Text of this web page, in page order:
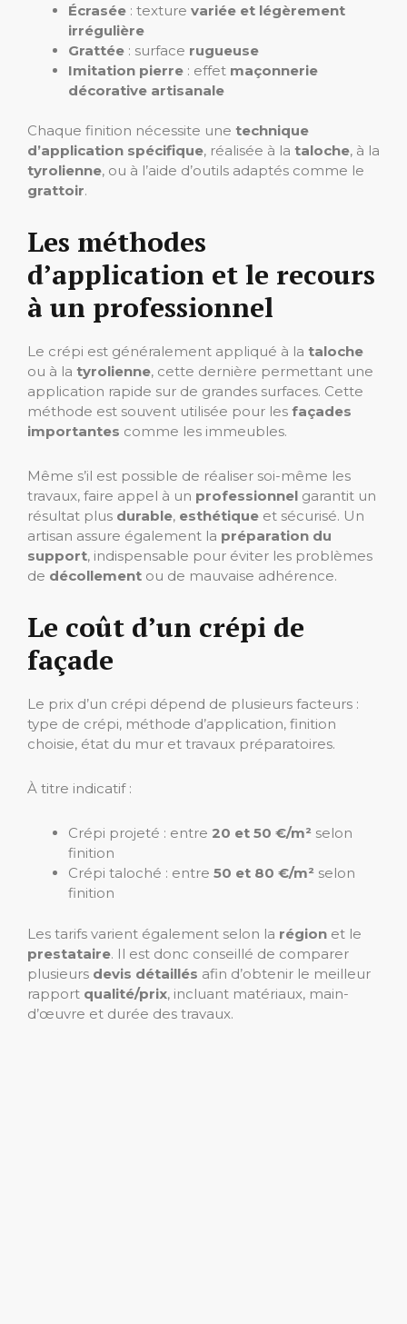
Écrasée : texture variée et légèrement
irrégulière
Grattée : surface rugueuse
Imitation pierre : effet maçonnerie
décorative artisanale
Chaque finition nécessite une technique
d’application spécifique, réalisée à la taloche, à la
tyrolienne, ou à l’aide d’outils adaptés comme le
grattoir.
Les méthodes
d’application et le recours
à un professionnel
Le crépi est généralement appliqué à la taloche
ou à la tyrolienne, cette dernière permettant une
application rapide sur de grandes surfaces. Cette
méthode est souvent utilisée pour les façades
importantes comme les immeubles.
Même s’il est possible de réaliser soi-même les
travaux, faire appel à un professionnel garantit un
résultat plus durable, esthétique et sécurisé. Un
artisan assure également la préparation du
support, indispensable pour éviter les problèmes
de décollement ou de mauvaise adhérence.
Le coût d’un crépi de
façade
Le prix d’un crépi dépend de plusieurs facteurs :
type de crépi, méthode d’application, finition
choisie, état du mur et travaux préparatoires.
À titre indicatif :
Crépi projeté : entre 20 et 50 €/m² selon
finition
Crépi taloché : entre 50 et 80 €/m² selon
finition
Les tarifs varient également selon la région et le
prestataire. Il est donc conseillé de comparer
plusieurs devis détaillés afin d’obtenir le meilleur
rapport qualité/prix, incluant matériaux, main-
d’œuvre et durée des travaux.